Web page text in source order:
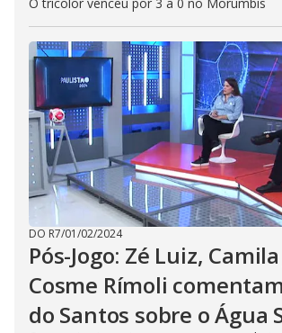
DO R7/01/02/2024
Pós-Jogo: Zé Luiz,
Cosme Rímoli
do Santos sobre o Água